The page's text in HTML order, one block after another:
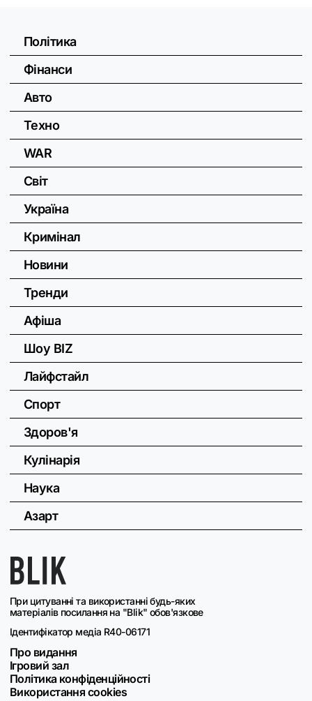
При цитуванні та використанні будь-яких
матеріалів посилання на "Blik" обов'язкове
Ідентифікатор медіа R40-06171
Про видання
Ігровий зал
Політика конфіденційності
Використання cookies
Політика
Фінанси
Авто
Техно
WAR
Світ
Україна
Кримінал
Новини
Тренди
Афіша
Шоу BIZ
Лайфстайл
Спорт
Здоров'я
Кулінарія
Наука
Азарт